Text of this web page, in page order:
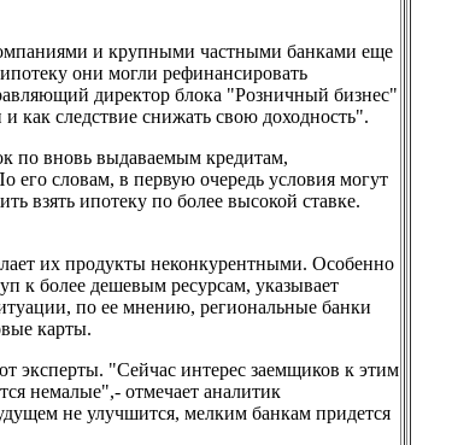
и крупными частными банками еще
они могли рефинансировать
директор блока "Розничный бизнес"
как следствие снижать свою доходность".
по вновь выдаваемым кредитам,
словам, в первую очередь условия могут
взять ипотеку по более высокой ставке.
их продукты неконкурентными. Особенно
к более дешевым ресурсам, указывает
по ее мнению, региональные банки
карты.
эксперты. "Сейчас интерес заемщиков к этим
немалые",- отмечает аналитик
не улучшится, мелким банкам придется